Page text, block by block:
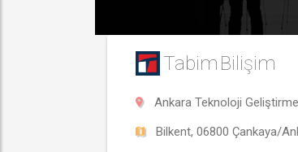
Tabim Bilişim
Ankara Teknoloji
Bilkent, 06800 Çankaya/